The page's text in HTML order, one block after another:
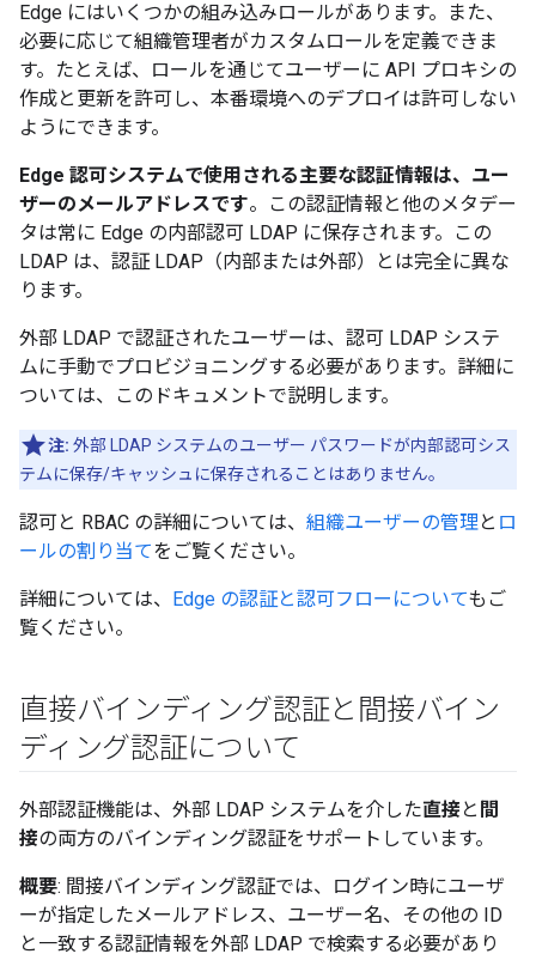
Edge にはいくつかの組み込みロールがあります。また、
必要に応じて組織管理者がカスタムロールを定義できま
す。たとえば、ロールを通じてユーザーに API プロキシの
作成と更新を許可し、本番環境へのデプロイは許可しない
ようにできます。
Edge 認可システムで使用される主要な認証情報は、ユー
ザーのメールアドレスです。この認証情報と他のメタデー
タは常に Edge の内部認可 LDAP に保存されます。この
LDAP は、認証 LDAP（内部または外部）とは完全に異な
ります。
外部 LDAP で認証されたユーザーは、認可 LDAP システ
ムに手動でプロビジョニングする必要があります。詳細に
ついては、このドキュメントで説明します。
注: 外部 LDAP システムのユーザー パスワードが内部認可シス
テムに保存/キャッシュに保存されることはありません。
認可と RBAC の詳細については、 組織ユーザーの管理と ロ
ールの割り当てをご覧ください。
詳細については、 Edge の認証と認可フローについてもご
覧ください。
直接バインディング認証と間接バイン
ディング認証について
外部認証機能は、外部 LDAP システムを介した直接 と 間
接の両方のバインディング認証をサポートしています。
概要: 間接バインディング認証では、ログイン時にユーザ
ーが指定したメールアドレス、ユーザー名、その他の ID
と一致する認証情報を外部 LDAP で検索する必要があり